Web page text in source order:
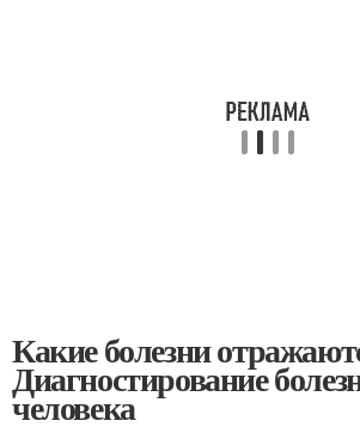
Какие болезни
Диагностирование
человека